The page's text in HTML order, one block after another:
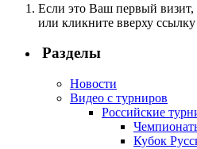
Если это Ваш первый визит,
или кликните вверху
Разделы
Новости
Видео с турниров
Российские
Кубок